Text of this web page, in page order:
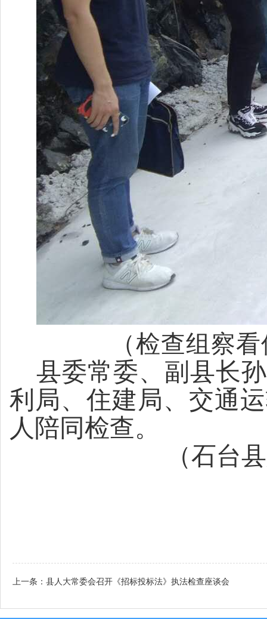
（检查组 察
县委常委、副县长
利局、住建局、交通
人陪同检查。
（石台
上一条： 县人大常委会召开《招标投标法》执法检查座谈会